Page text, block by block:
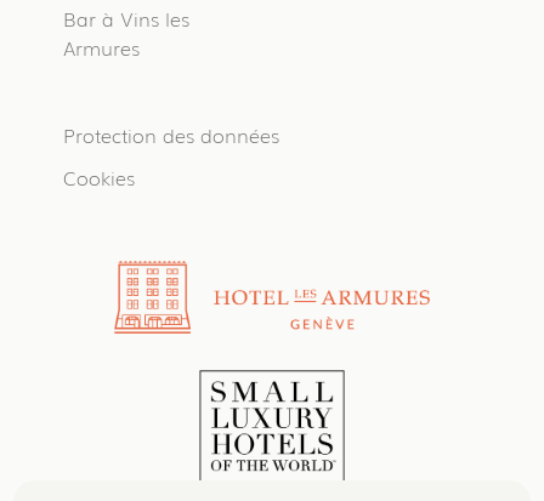
Bar à Vins les
Armures
Protection des données
Cookies